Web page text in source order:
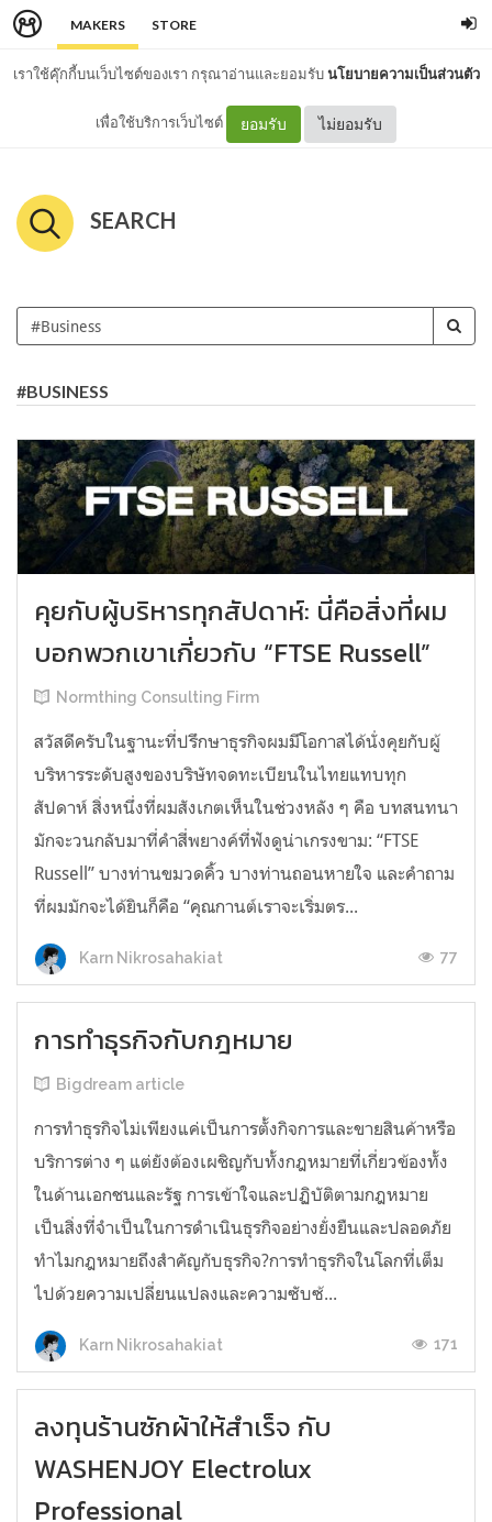
MAKERS STORE
เราใช้คุ๊กกี้บนเว็บไซต์ของเรา กรุณาอ่านและยอมรับนโยบายความเป็นส่วนตัว
เพื่อใช้บริการเว็บไซต์ ยอมรับ ไม่ยอมรับ
SEARCH
#BUSINESS
คุยกับผู้บริหารทุกสัปดาห์: นี่คือสิ่งที่ผม
บอกพวกเขาเกี่ยวกับ “FTSE Russell”
Normthing Consulting Firm
สวัสดีครับในฐานะที่ปรึกษาธุรกิจผมมีโอกาสได้นั่งคุยกับผู้
บริหารระดับสูงของบริษัทจดทะเบียนในไทยแทบทุก
สัปดาห์ สิ่งหนึ่งที่ผมสังเกตเห็นในช่วงหลัง ๆ คือ บทสนทนา
มักจะวนกลับมาที่คำสี่พยางค์ที่ฟังดูน่าเกรงขาม: “FTSE
Russell” บางท่านขมวดคิ้ว บางท่านถอนหายใจ และคำถาม
ที่ผมมักจะได้ยินก็คือ “คุณกานต์เราจะเริ่มตร...
Karn Nikrosahakiat 77
การทำธุรกิจกับกฎหมาย
Bigdream article
การทำธุรกิจไม่เพียงแค่เป็นการตั้งกิจการและขายสินค้าหรือ
บริการต่าง ๆ แต่ยังต้องเผชิญกับทั้งกฎหมายที่เกี่ยวข้องทั้ง
ในด้านเอกชนและรัฐ การเข้าใจและปฏิบัติตามกฎหมาย
เป็นสิ่งที่จำเป็นในการดำเนินธุรกิจอย่างยั่งยืนและปลอดภัย
ทำไมกฎหมายถึงสำคัญกับธุรกิจ?การทำธุรกิจในโลกที่เต็ม
ไปด้วยความเปลี่ยนแปลงและความซับซ้...
Karn Nikrosahakiat 171
ลงทุนร้านซักผ้าให้สำเร็จ กับ
WASHENJOY Electrolux
Professional